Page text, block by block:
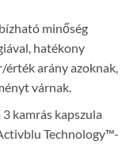
minőség
hatékony
arány azoknak,
várnak.
kamrás kapszula
Technology™-